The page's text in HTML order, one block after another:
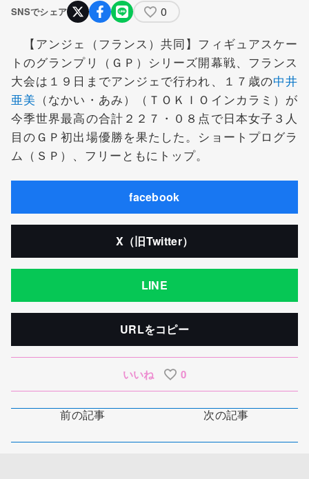
SNSでシェア 0
【アンジェ（フランス）共同】フィギュアスケー
トのグランプリ（ＧＰ）シリーズ開幕戦、フランス
大会は１９日までアンジェで行われ、１７歳の中井
亜美 （なかい・あみ）（ＴＯＫＩＯインカラミ）が
今季世界最高の合計２２７・０８点で日本女子３人
目のＧＰ初出場優勝を果たした。ショートプログラ
ム（ＳＰ）、フリーともにトップ。
facebook
X（旧Twitter）
LINE
URLをコピー
いいね 0
前の記事 次の記事